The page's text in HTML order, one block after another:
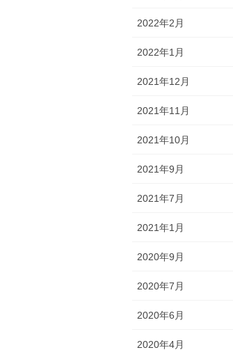
2022年2月
2022年1月
2021年12月
2021年11月
2021年10月
2021年9月
2021年7月
2021年1月
2020年9月
2020年7月
2020年6月
2020年4月